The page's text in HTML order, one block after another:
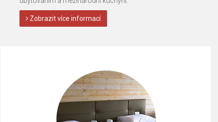
Zobrazit více informací